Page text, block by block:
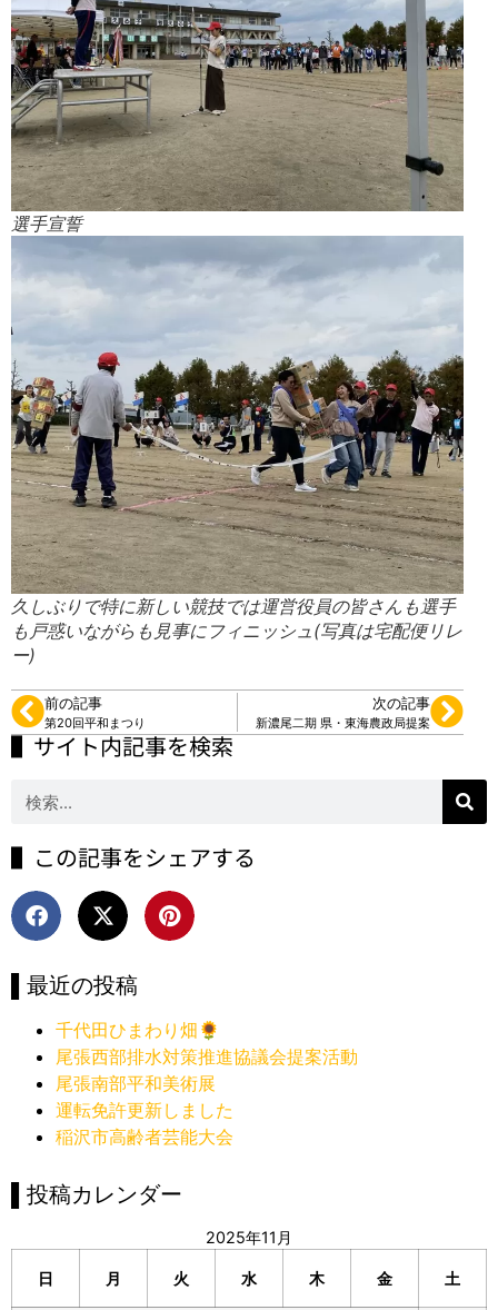
選手宣誓
久しぶりで特に新しい競技では運営役員の皆さんも選手
も戸惑いながらも見事にフィニッシュ(写真は宅配便リレ
ー)
前の記事
第20回平和まつり
次の記事
新濃尾二期 県・東海農政局提案
▌サイト内記事を検索
▌この記事をシェアする
▌最近の投稿
千代田ひまわり畑🌻
尾張西部排水対策推進協議会提案活動
尾張南部平和美術展
運転免許更新しました
稲沢市高齢者芸能大会
▌投稿カレンダー
2025年11月
日 月 火 水 木 金 土